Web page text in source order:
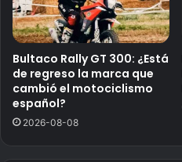
Bultaco Rally GT 300: ¿Está
de regreso la marca que
cambió el motociclismo
español?
2026-08-08